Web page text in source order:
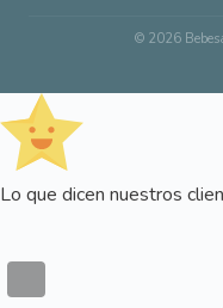
© 2026
Lo que dicen nuestros